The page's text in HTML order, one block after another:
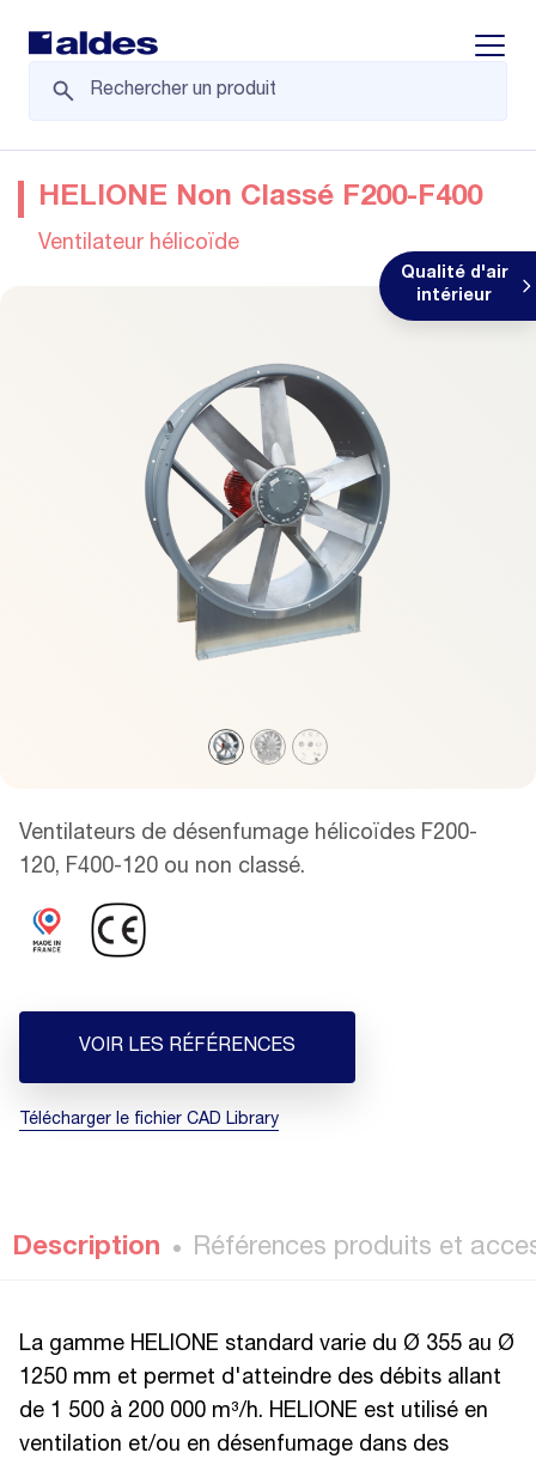
Qualité d'air
intérieur
HELIONE Non Classé F200-F400
Ventilateur hélicoïde
Ventilateurs de désenfumage hélicoïdes F200-
120, F400-120 ou non classé.
VOIR LES RÉFÉRENCES
Télécharger le fichier CAD Library
Description Références produits et
La gamme HELIONE standard varie du Ø 355 au Ø
1250 mm et permet d'atteindre des débits allant
de 1 500 à 200 000 m³/h. HELIONE est utilisé en
ventilation et/ou en désenfumage dans des